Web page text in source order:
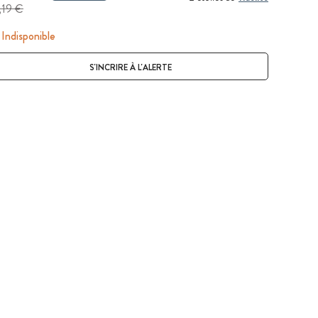
€
Indisponible
S'INCRIRE À L'ALERTE